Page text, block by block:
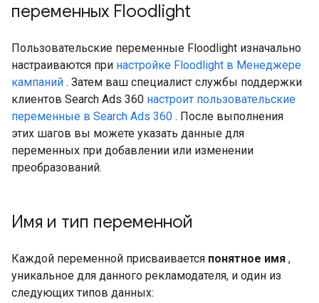
переменных Floodlight
Пользовательские переменные Floodlight изначально
настраиваются при настройке Floodlight в Менеджере
кампаний . Затем ваш специалист службы поддержки
клиентов Search Ads 360 настроит пользовательские
переменные в Search Ads 360 . После выполнения
этих шагов вы можете указать данные для
переменных при добавлении или изменении
преобразований.
Имя и тип переменной
Каждой переменной присваивается понятное имя ,
уникальное для данного рекламодателя, и один из
следующих типов данных: